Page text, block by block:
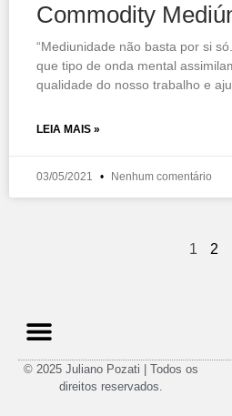
Commodity
“Mediunidade não basta por si
que tipo de onda mental
qualidade do nosso trabalho e
LEIA MAIS »
03/05/2021 Nenhum comentário
1 2
© 2025 Juliano Pozati | Todos os
direitos reservados.